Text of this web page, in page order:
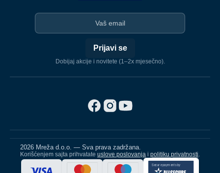
Prijavi se
Dobijaj akcije i novitete (1–2x mjesečno).
2026 Mreža d.o.o. — Sva prava zadržana.
Korišćenjem sajta prihvatate uslove poslovanja i politiku privatnosti.